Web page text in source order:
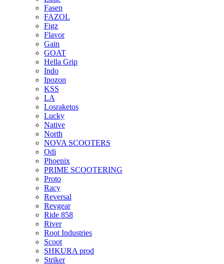
Fasen
FAZOL
Figz
Flavor
Gain
GOAT
Hella Grip
Indo
Ipozon
KSS
LA
Losraketos
Lucky
Native
North
NOVA SCOOTERS
Odi
Phoenix
PRIME SCOOTERING
Proto
Racy
Reversal
Revgear
Ride 858
River
Root Industries
Scoot
SHKURA рrоd
Striker